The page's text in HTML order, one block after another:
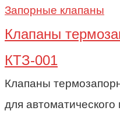
Запорные клапаны
Клапаны
КТЗ-001
Клапаны
для автоматического